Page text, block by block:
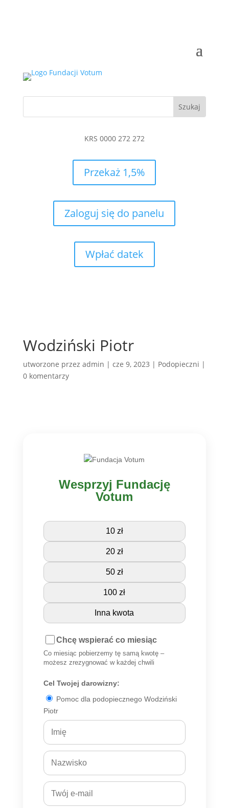
KRS 0000 272 272
Przekaż 1,5%
Zaloguj się do panelu
Wpłać datek
Wodziński Piotr
utworzone przez admin | cze 9, 2023 | Podopieczni |
0 komentarzy
Wesprzyj Fundację
Votum
10 zł
20 zł
50 zł
100 zł
Inna kwota
Chcę wspierać co miesiąc
Co miesiąc pobierzemy tę samą kwotę –
możesz zrezygnować w każdej chwili
Cel Twojej darowizny:
Pomoc dla podopiecznego Wodziński
Piotr